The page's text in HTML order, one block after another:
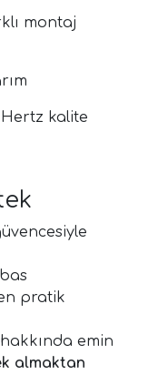
montaj
kalite
pratik
emin
almaktan